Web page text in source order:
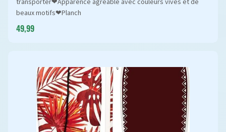
beaux motifs❤Planch
49,99